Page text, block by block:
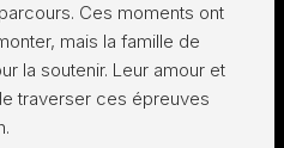
Ces moments ont
mais la famille de
la soutenir. Leur amour et
traverser ces épreuves